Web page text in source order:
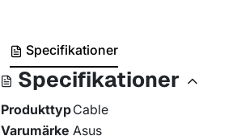
Specifikationer
Specifikationer
ProdukttypCable
Varumärke Asus